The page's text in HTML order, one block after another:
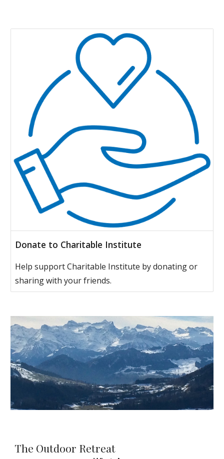
Donate to Charitable Institute
Help support Charitable Institute by donating or
sharing with your friends.
The Outdoor Retreat